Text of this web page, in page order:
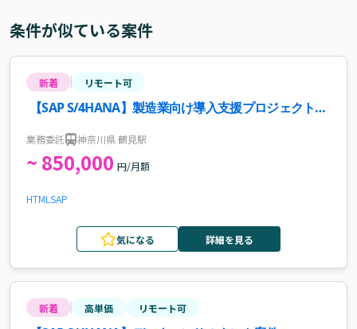
条件が似ている案件
新着 リモート可
【SAP S/4HANA】製造業向け導入支援プロジェクト案
業務委託 神奈川県 鶴見駅
~ 850,000 円/月額
HTML SAP
気になる 詳細を見る
新着 高単価 リモート可